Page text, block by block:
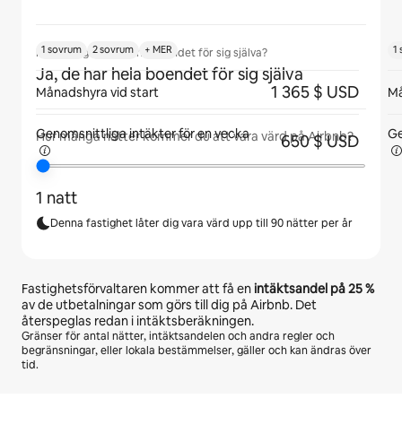
Kommer gäster att ha boendet för sig själva?
Ja, de har hela boendet för sig själva
Hur många nätter kommer du att vara värd på Airbnb?
1 natt
Denna fastighet låter dig vara värd upp till 90 nätter per år
Fastighetsförvaltaren kommer att få enintäktsandel på25 %
av de utbetalningar som görs till dig på Airbnb. Det
återspeglas redan i intäktsberäkningen.
Gränser för antal nätter, intäktsandelen och andra regler och
begränsningar, eller lokala bestämmelser, gäller och kan ändras över
tid.
1 sovrum 2 sovrum + MER
Månadshyra vid start 1 365 $ USD
Genomsnittliga intäkter fören vecka 650 $ USD
1